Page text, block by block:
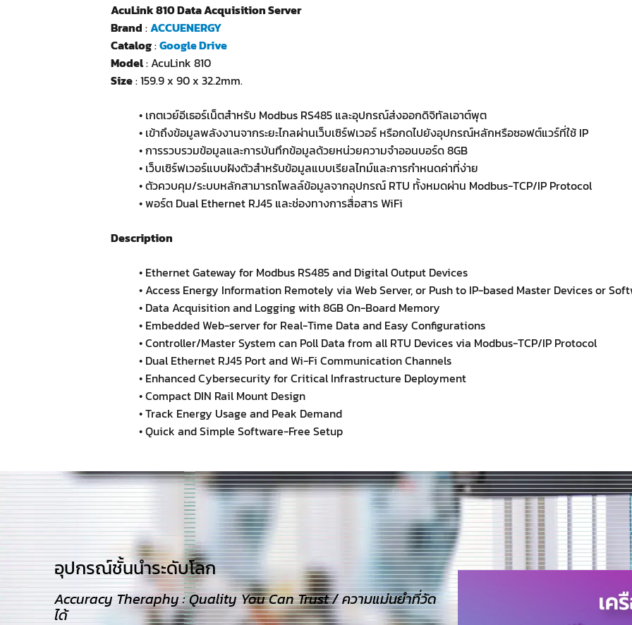
AcuLink 810 Data Acquisition Server
Brand :ACCUENERGY
Catalog:Google Drive
Model: AcuLink 810
Size: 159.9 x 90 x 32.2mm.
• เกตเวย์อีเธอร์เน็ตสำหรับ Modbus RS485 และอุปกรณ์ส่งออกดิจิทัลเอาต์พุต
• เข้าถึงข้อมูลพลังงานจากระยะไกลผ่านเว็บเซิร์ฟเวอร์ หรือกดไปยังอุปกรณ์หลักหรือซอฟต์แวร์ที่ใช้ IP
• การรวบรวมข้อมูลและการบันทึกข้อมูลด้วยหน่วยความจำออนบอร์ด 8GB
• เว็บเซิร์ฟเวอร์แบบฝังตัวสำหรับข้อมูลแบบเรียลไทม์และการกำหนดค่าที่ง่าย
• ตัวควบคุม/ระบบหลักสามารถโพลล์ข้อมูลจากอุปกรณ์ RTU ทั้งหมดผ่าน Modbus-TCP/IP Protocol
• พอร์ต Dual Ethernet RJ45 และช่องทางการสื่อสาร WiFi
Description
• Ethernet Gateway for Modbus RS485 and Digital Output Devices
• Access Energy Information Remotely via Web Server, or Push to IP-based Master Devices or
• Data Acquisition and Logging with 8GB On-Board Memory
• Embedded Web-server for Real-Time Data and Easy Configurations
• Controller/Master System can Poll Data from all RTU Devices via Modbus-TCP/IP Protocol
• Dual Ethernet RJ45 Port and Wi-Fi Communication Channels
• Enhanced Cybersecurity for Critical Infrastructure Deployment
• Compact DIN Rail Mount Design
• Track Energy Usage and Peak Demand
• Quick and Simple Software-Free Setup
อุปกรณ์ชั้นนำระดับโลก​
Accuracy Theraphy : Quality You Can Trust / ความแม่นยำที่วัด
ได้